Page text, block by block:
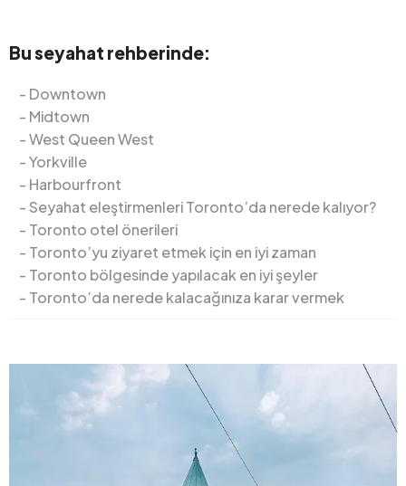
Bu seyahat rehberinde:
Downtown
Midtown
West Queen West
Yorkville
Harbourfront
Seyahat eleştirmenleri Toronto’da nerede kalıyor?
Toronto otel önerileri
Toronto’yu ziyaret etmek için en iyi zaman
Toronto bölgesinde yapılacak en iyi şeyler
Toronto’da nerede kalacağınıza karar vermek